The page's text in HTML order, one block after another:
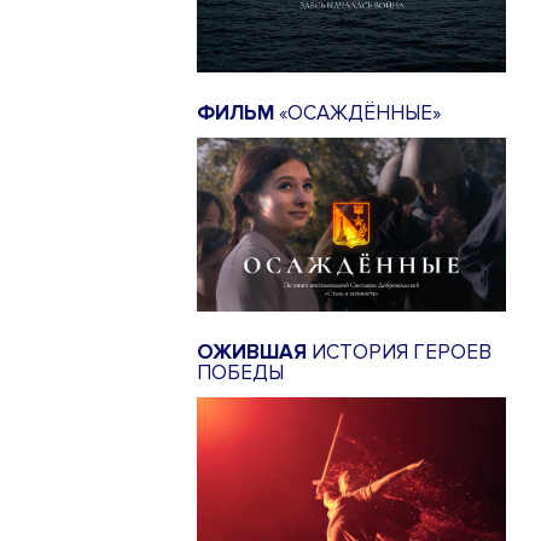
ФИЛЬМ«ОСАЖДЁННЫЕ»
ОЖИВШАЯ ИСТОРИЯ ГЕРОЕВ
ПОБЕДЫ